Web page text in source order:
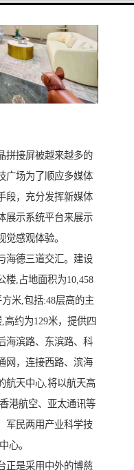
拼接屏被越来越多的
广场为了顺应多媒体
段，充分发挥新媒体
展示系统平台来展示
感观体验。
海德三道交汇。建设
楼,占地面积为10,458
米,包括:48层高的主
高约为129米，提供四
海滨路、东滨路、科
网，连接西路、滨海
航天中心,将以航天高
港航空、亚太通讯等
军民两用产业科学技
心。
正是采用中外的博慈